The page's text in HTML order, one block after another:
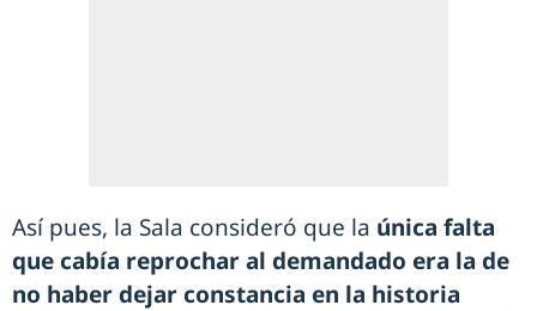
Así pues, la Sala consideró que la única falta
que cabía reprochar al demandado era la de
no haber dejar constancia en la historia